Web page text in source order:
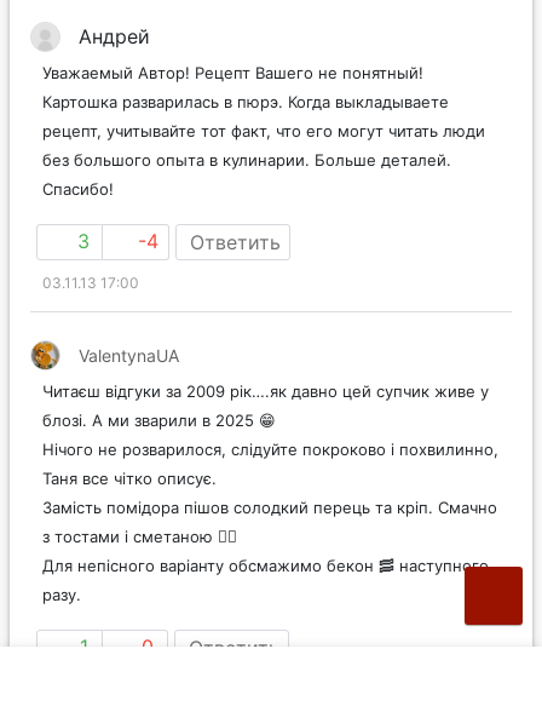
Андрей
Уважаемый Автор! Рецепт Вашего не понятный!
Картошка разварилась в пюрэ. Когда выкладываете
рецепт, учитывайте тот факт, что его могут читать люди
без большого опыта в кулинарии. Больше деталей.
Спасибо!
3 -4 Ответить
03.11.13 17:00
ValentynaUA
Читаєш відгуки за 2009 рік….як давно цей супчик живе у
блозі. А ми зварили в 2025 😁
Нічого не розварилося, слідуйте покроково і похвилинно,
Таня все чітко описує.
Замість помідора пішов солодкий перець та кріп. Смачно
з тостами і сметаною 👍🏼
Для непісного варіанту обсмажимо бекон 🥓 наступного
разу.
1 0 Ответить